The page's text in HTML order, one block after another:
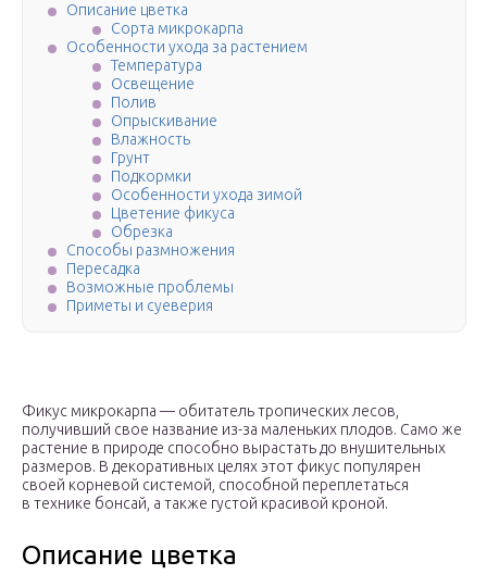
Описание цветка
Сорта микрокарпа
Особенности ухода за растением
Температура
Освещение
Полив
Опрыскивание
Влажность
Грунт
Подкормки
Особенности ухода зимой
Цветение фикуса
Обрезка
Способы размножения
Пересадка
Возможные проблемы
Приметы и суеверия
Фикус микрокарпа — обитатель тропических лесов,
получивший свое название из-за маленьких плодов. Само же
растение в природе способно вырастать до внушительных
размеров. В декоративных целях этот фикус популярен
своей корневой системой, способной переплетаться
в технике бонсай, а также густой красивой кроной.
Описание цветка